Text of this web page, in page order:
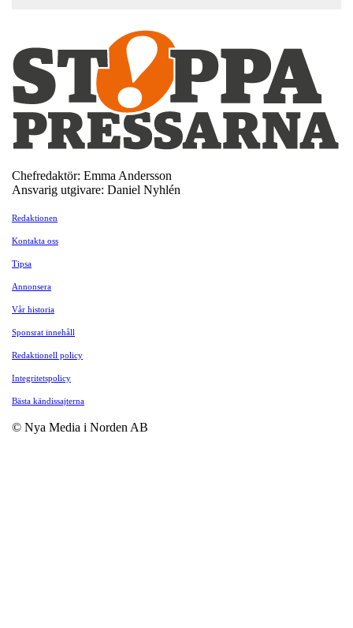
Chefredaktör: Emma Andersson
Ansvarig utgivare: Daniel Nyhlén
Redaktionen
Kontakta oss
Tipsa
Annonsera
Vår historia
Sponsrat innehåll
Redaktionell policy
Integritetspolicy
Bästa kändissajterna
© Nya Media i Norden AB